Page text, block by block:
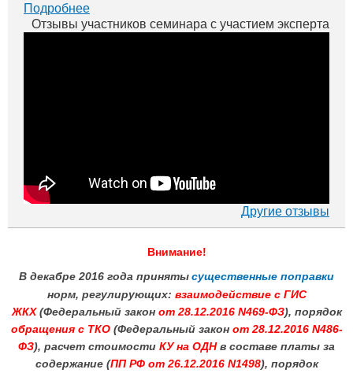
оспариванию монопольного сговора тепловиков в
г. Перми. Вы можете просмотреть бесплатные вид...
Подробнее
Отзывы участников семинара с участием эксперта
Другие отзывы
Внимание!
В декабре 2016 года принятысущественные поправки
норм, регулирующих: взаимодействие с ГИС
ЖКХ(Федеральный закон от 28.12.2016 N469-ФЗ), порядок
обращения с ТКО(Федеральный закон от 28.12.2016 N486-
ФЗ), расчет стоимости КУ на ОДНв составе платы за
содержание (ПП РФ от 26.12.2016 N1498), порядок